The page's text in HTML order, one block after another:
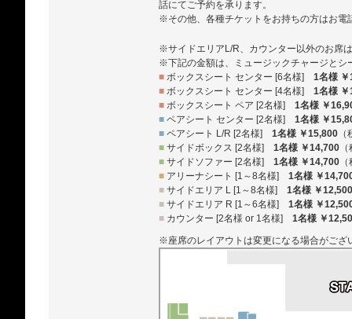
話にてご予約を承ります。
※その他、各種チケットをお持ちの方はお電
※サイドエリアL/R、カウンター以外のお席
※下記の金額は、ミュージックチャージとシ
■ ボックスシート センター [6名様] 1名様
■ ボックスシート センター [4名様] 1名様
■ ボックスシート ペア [2名様] 1名様 ￥
■ ペアシート センター [2名様] 1名様 ￥
■ ペアシート L/R [2名様] 1名様 ￥15,800
■ サイドボックス [2名様] 1名様 ￥14,700
■ サイドソファー [2名様] 1名様 ￥14,700
■ アリーナシート [1～8名様] 1名様 ￥
■ サイドエリア L [1～8名様] 1名様 ￥12,500
■ サイドエリア R [1～6名様] 1名様 ￥
■ カウンター [2名様 or 1名様] 1名様 ￥
※座席のレイアウトは変更になる場合がござ